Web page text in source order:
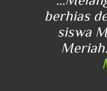
berhias
siswa